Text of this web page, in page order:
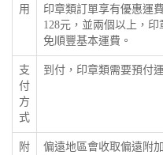
用
印章類訂單享有優惠運
128元，並兩個以上，印
免順豐基本運費。
支
付
方
式
到付，印章類需要預付
附
偏遠地區會收取偏遠附